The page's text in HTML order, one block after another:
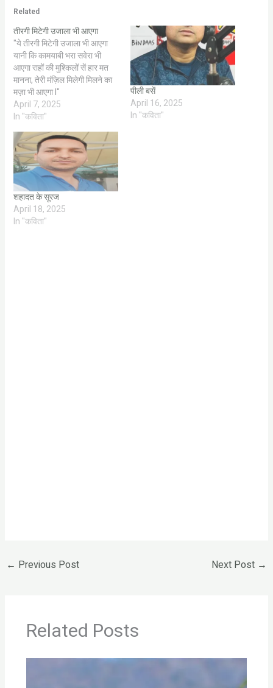
Related
तीरगी मिटेगी उजाला भी आएगा
"ये तीरगी मिटेगी उजाला भी आएगा
यानी कि कामयाबी भरा सवेरा भी
आएगा राहों की मुश्किलों सें हार मत
मानना, तेरी मंज़िल मिलेगी मिलने का
मज़ा भी आएगा l"
April 7, 2025
In "कविता"
पीली बसें
April 16, 2025
In "कविता"
शहादत के सूरज
April 18, 2025
In "कविता"
← Previous Post Next Post →
Related Posts